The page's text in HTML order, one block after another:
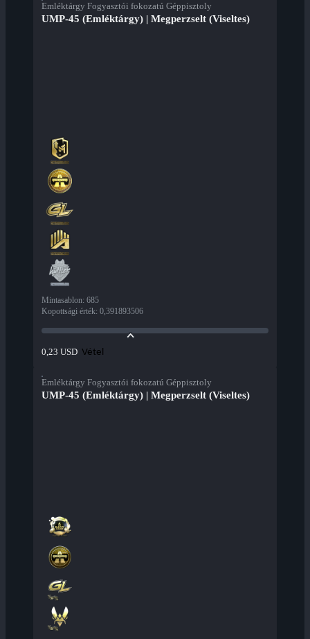
Emléktárgy Fogyasztói fokozatú Géppisztoly
UMP-45 (Emléktárgy) | Megperzselt (Viseltes)
Mintasablon: 685
Kopottsági érték: 0,391893506
0,23 USD Vétel
Emléktárgy Fogyasztói fokozatú Géppisztoly
UMP-45 (Emléktárgy) | Megperzselt (Viseltes)